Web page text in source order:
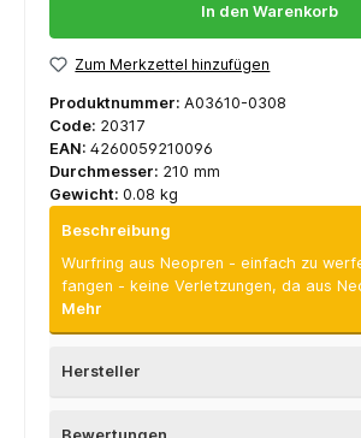
In den Warenkorb
Zum Merkzettel hinzufügen
Produktnummer: A03610-0308
Code: 20317
EAN: 4260059210096
Durchmesser: 210 mm
Gewicht: 0.08 kg
Beschreibung
Wurfring aus Neopren - einfach zu
fangen - keine Verletzungen, da aus
Mehr
Hersteller